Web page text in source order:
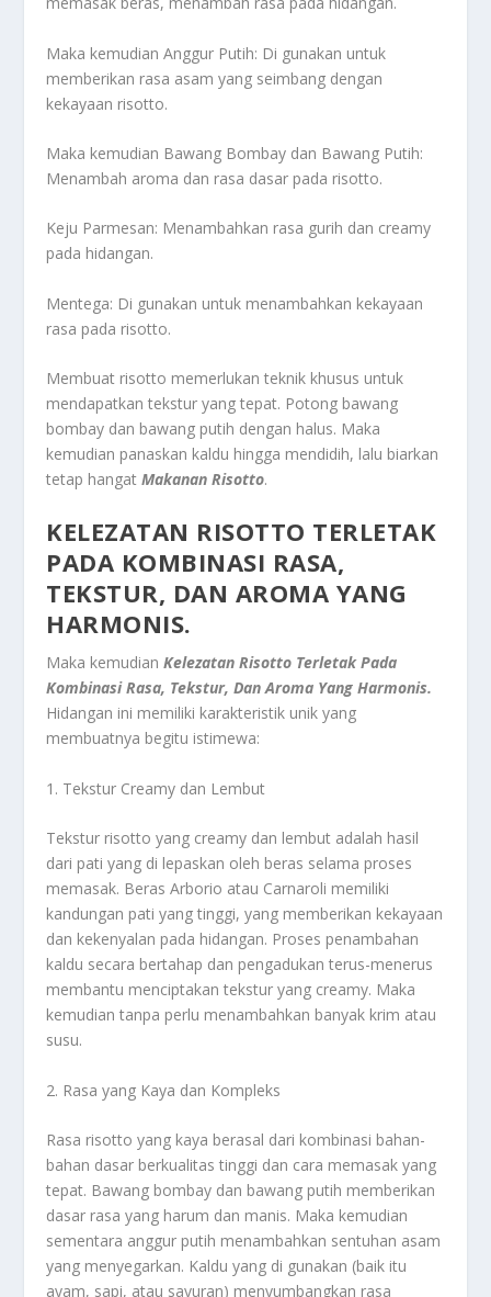
Maka kemudian Anggur Putih: Di gunakan untuk
memberikan rasa asam yang seimbang dengan
kekayaan risotto.
Maka kemudian Bawang Bombay dan Bawang Putih:
Menambah aroma dan rasa dasar pada risotto.
Keju Parmesan: Menambahkan rasa gurih dan creamy
pada hidangan.
Mentega: Di gunakan untuk menambahkan kekayaan
rasa pada risotto.
Membuat risotto memerlukan teknik khusus untuk
mendapatkan tekstur yang tepat. Potong bawang
bombay dan bawang putih dengan halus. Maka
kemudian panaskan kaldu hingga mendidih, lalu biarkan
tetap hangat Makanan Risotto.
KELEZATAN RISOTTO TERLETAK
PADA KOMBINASI RASA,
TEKSTUR, DAN AROMA YANG
HARMONIS.
Maka kemudianKelezatan Risotto Terletak Pada
Kombinasi Rasa, Tekstur, Dan Aroma Yang Harmonis.
Hidangan ini memiliki karakteristik unik yang
membuatnya begitu istimewa:
1. Tekstur Creamy dan Lembut
Tekstur risotto yang creamy dan lembut adalah hasil
dari pati yang di lepaskan oleh beras selama proses
memasak. Beras Arborio atau Carnaroli memiliki
kandungan pati yang tinggi, yang memberikan kekayaan
dan kekenyalan pada hidangan. Proses penambahan
kaldu secara bertahap dan pengadukan terus-menerus
membantu menciptakan tekstur yang creamy. Maka
kemudian tanpa perlu menambahkan banyak krim atau
susu.
2. Rasa yang Kaya dan Kompleks
Rasa risotto yang kaya berasal dari kombinasi bahan-
bahan dasar berkualitas tinggi dan cara memasak yang
tepat. Bawang bombay dan bawang putih memberikan
dasar rasa yang harum dan manis. Maka kemudian
sementara anggur putih menambahkan sentuhan asam
yang menyegarkan. Kaldu yang di gunakan (baik itu
ayam, sapi, atau sayuran) menyumbangkan rasa